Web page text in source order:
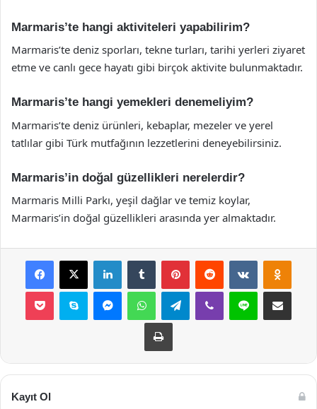
Marmaris’te hangi aktiviteleri yapabilirim?
Marmaris’te deniz sporları, tekne turları, tarihi yerleri ziyaret
etme ve canlı gece hayatı gibi birçok aktivite bulunmaktadır.
Marmaris’te hangi yemekleri denemeliyim?
Marmaris’te deniz ürünleri, kebaplar, mezeler ve yerel
tatlılar gibi Türk mutfağının lezzetlerini deneyebilirsiniz.
Marmaris’in doğal güzellikleri nerelerdir?
Marmaris Milli Parkı, yeşil dağlar ve temiz koylar,
Marmaris’in doğal güzellikleri arasında yer almaktadır.
Facebook
X LinkedInTumblr PinterestReddit VKontakte
Pocket Skype MessengerWhatsAppTelegramViber Line E-Posta ile
Yazdır
Kayıt Ol